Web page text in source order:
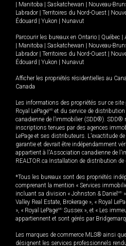
| Manitoba | Saskatchewan | Nouveau-
Labrador | Territoires du Nord-Ouest |
Édouard | Yukon | Nunavut
Parcourir les bureaux en Ontario | Québec |
| Manitoba | Saskatchewan | Nouveau-
Labrador | Territoires du Nord-Ouest |
Édouard | Yukon | Nunavut
Afficher les propriétés résidentielles au
Canada
Les informations des propriétés sur ce
Royal LePageMD et du service de
canadienne de l’immobilier (SDD®). SDD®
inscriptions tenues par des agences
LePage et ses distributeurs. L'exactitude
garantie et devrait être indépendamment
appartient à l'Association canadienne de
REALTOR.ca Installation de distribution de
*Tous les bureaux sont des propriétés
comprenant la mention « Services
incluant sa division « Johnston & Daniel MD
Valley Real Estate, Brokerage », « Royal
», « Royal LePageMD Sussex », et « Les
appartiennent et sont gérés par
Les marques de commerce MLS® ainsi
désignent les services professionnels